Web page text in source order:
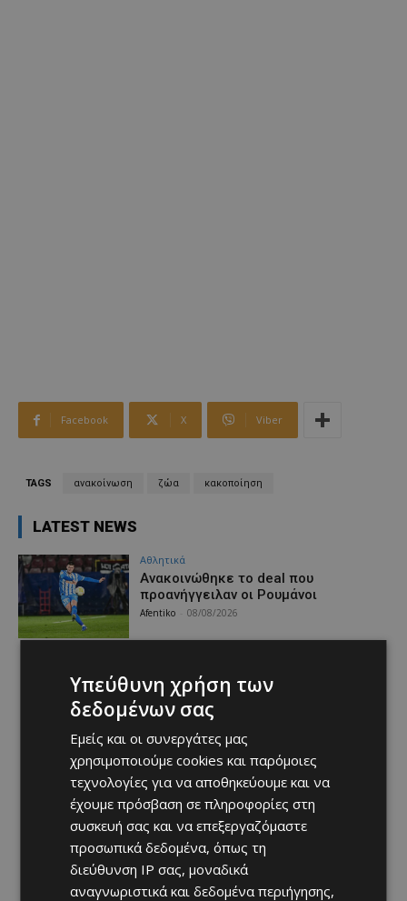
Facebook X Viber
TAGS ανακοίνωση ζώα κακοποίηση
LATEST NEWS
Αθλητικά
Aνακοινώθηκε το deal που
προανήγγειλαν οι Ρουμάνοι
Afentiko 08/08/2026
Υπεύθυνη χρήση των
δεδομένων σας
Εμείς και οι συνεργάτες μας
χρησιμοποιούμε cookies και παρόμοιες
τεχνολογίες για να αποθηκεύουμε και να
έχουμε πρόσβαση σε πληροφορίες στη
συσκευή σας και να επεξεργαζόμαστε
προσωπικά δεδομένα, όπως τη
διεύθυνση IP σας, μοναδικά
αναγνωριστικά και δεδομένα περιήγησης,